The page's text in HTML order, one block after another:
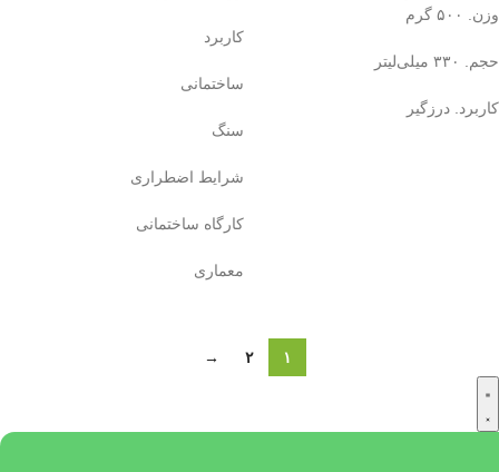
وزن. ۵۰۰ گرم
حجم. ۳۳۰ میلی‌لیتر
کاربرد. درزگیر
کاربرد
ساختمانی
سنگ
شرایط اضطراری
کارگاه ساختمانی
معماری
۱ ۲ →